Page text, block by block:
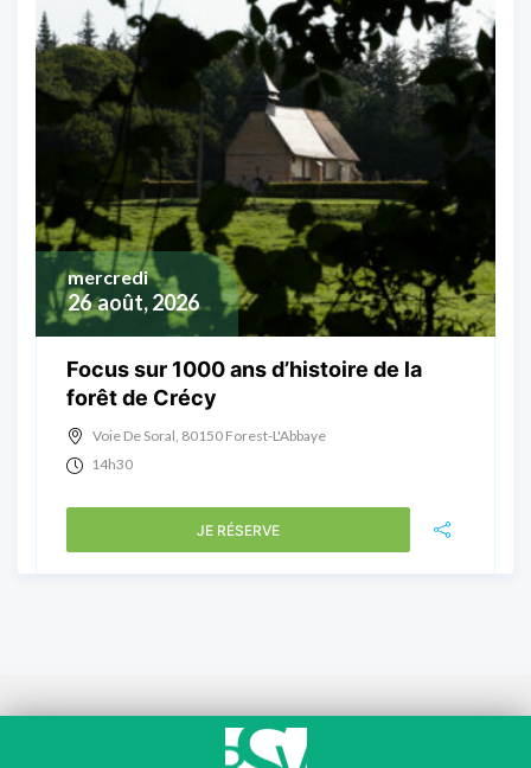
26 août, 2026
mercredi
Focus sur 1000 ans d’histoire de la
forêt de Crécy
Voie De Soral, 80150 Forest-L'Abbaye
14h30
JE RÉSERVE